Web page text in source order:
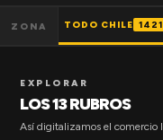
ZONA TODO CHILE
EXPLORAR
LOS 13 RUBROS
Así digitalizamos el comercio